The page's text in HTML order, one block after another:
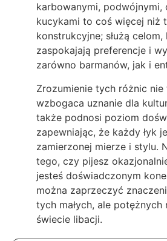
karbowanymi, podwójnymi,
kucykami to coś więcej niż
konstrukcyjne; służą
zaspokajają preferencje i
zarówno barmanów, jak i
Zrozumienie tych różnic nie
wzbogaca uznanie dla
także podnosi poziom
zapewniając, że każdy łyk
zamierzonej mierze i stylu.
tego, czy pijesz
jesteś doświadczonym
można zaprzeczyć
tych małych, ale potężnych
świecie libacji.